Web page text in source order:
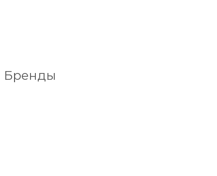
Бренды